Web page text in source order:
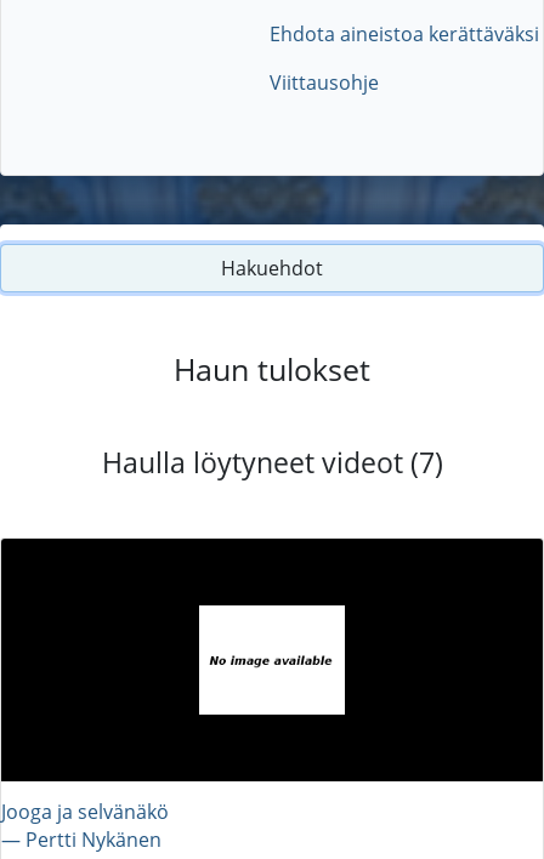
Ehdota aineistoa kerättäväksi
Viittausohje
Hakuehdot
Haun tulokset
Haulla löytyneet videot (7)
Jooga ja selvänäkö
― Pertti Nykänen